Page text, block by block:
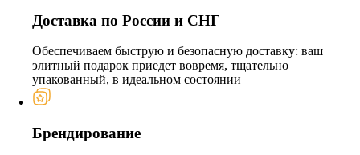
Доставка по России и СНГ
Обеспечиваем быструю и безопасную доставку: ваш
элитный подарок приедет вовремя, тщательно
упакованный, в идеальном состоянии
Брендирование